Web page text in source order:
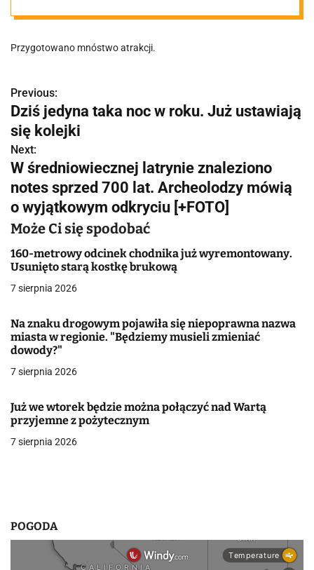
kolejki (zdjęcia)
Przygotowano mnóstwo atrakcji.
N
a
w
i
g
a
c
j
w
p
s
u
Previous:
Dziś jedyna taka noc w roku. Już ustawiają
się kolejki
Next:
W średniowiecznej latrynie znaleziono
notes sprzed 700 lat. Archeolodzy mówią
o wyjątkowym odkryciu [+FOTO]
Może Ci się spodobać
160-metrowy odcinek chodnika już wyremontowany.
Usunięto starą kostkę brukową
7 sierpnia 2026
Na znaku drogowym pojawiła się niepoprawna nazwa
miasta w regionie. "Będziemy musieli zmieniać
dowody?"
7 sierpnia 2026
Już we wtorek będzie można połączyć nad Wartą
przyjemne z pożytecznym
7 sierpnia 2026
POGODA